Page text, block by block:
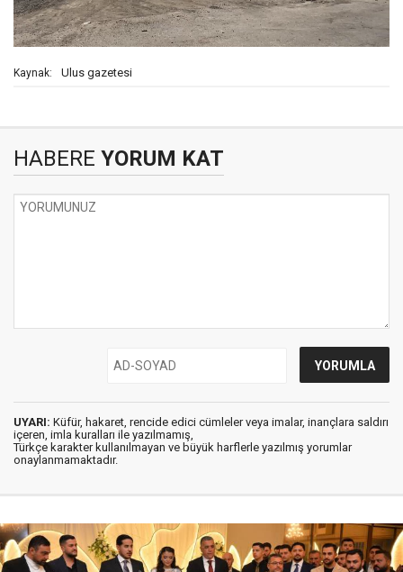
Kaynak: Ulus gazetesi
HABERE YORUM KAT
UYARI: Küfür, hakaret, rencide edici cümleler veya imalar, inançlara saldırı
içeren, imla kuralları ile yazılmamış,
Türkçe karakter kullanılmayan ve büyük harflerle yazılmış yorumlar
onaylanmamaktadır.